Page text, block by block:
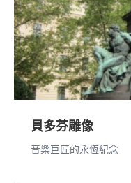
貝多芬雕像
音樂巨匠的永恆紀念